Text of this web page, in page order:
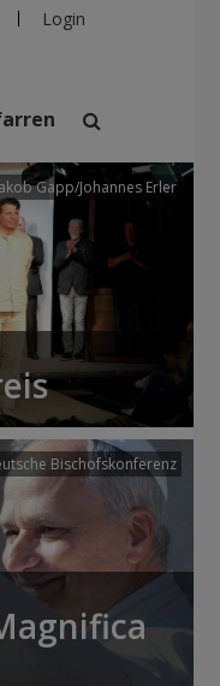
Login
suchen
Einrichtungen
Gapp/Johannes Erler
Bischofskonferenz